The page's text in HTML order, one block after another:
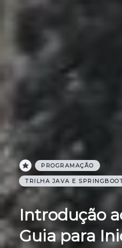
PROGRAMAÇÃO
TRILHA JAVA E
Introdução
Guia para